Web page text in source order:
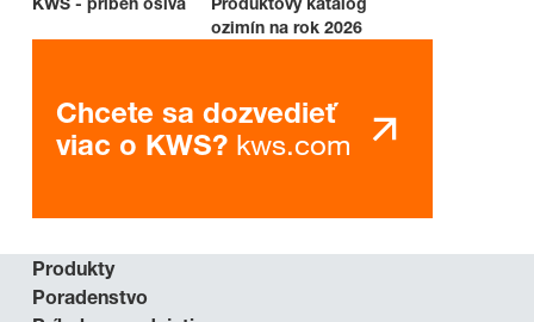
ozimín na rok 2026
Chcete sa dozvedieť
viac o KWS? kws.com
Produkty
Poradenstvo